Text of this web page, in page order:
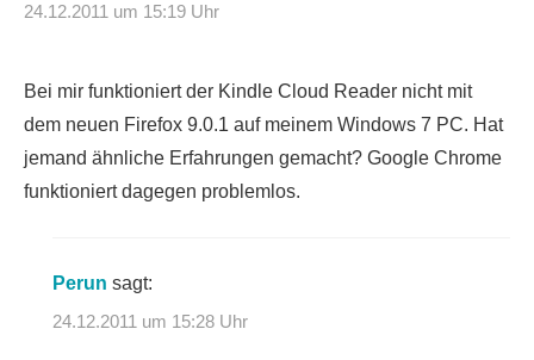
24.12.2011 um 15:19 Uhr
Bei mir funktioniert der Kindle Cloud Reader nicht mit
dem neuen Firefox 9.0.1 auf meinem Windows 7 PC. Hat
jemand ähnliche Erfahrungen gemacht? Google Chrome
funktioniert dagegen problemlos.
Perun sagt:
24.12.2011 um 15:28 Uhr